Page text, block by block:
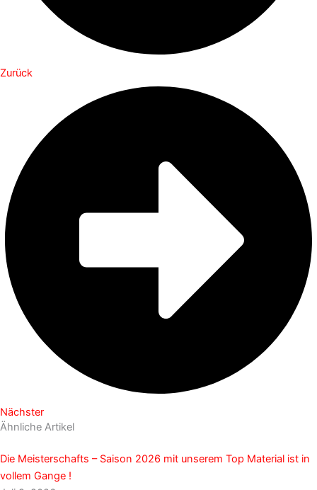
Zurück
Nächster
Ähnliche Artikel
Die Meisterschafts – Saison 2026 mit unserem Top Material ist in
vollem Gange !